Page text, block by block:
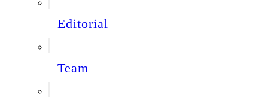
Editorial
Team